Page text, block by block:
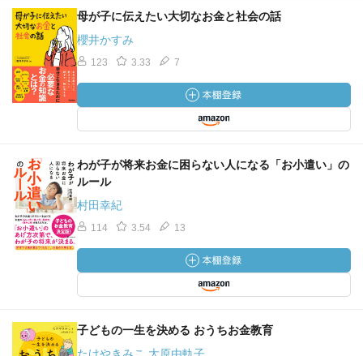
母が子に伝えたい大切なお金と社会の話
櫻井かすみ
123 3.33 7
わが子が将来お金に困らない人になる「お小遣い」の
ルール
村田幸紀
114 3.54 13
子どもの一生を決める おうちお金教育